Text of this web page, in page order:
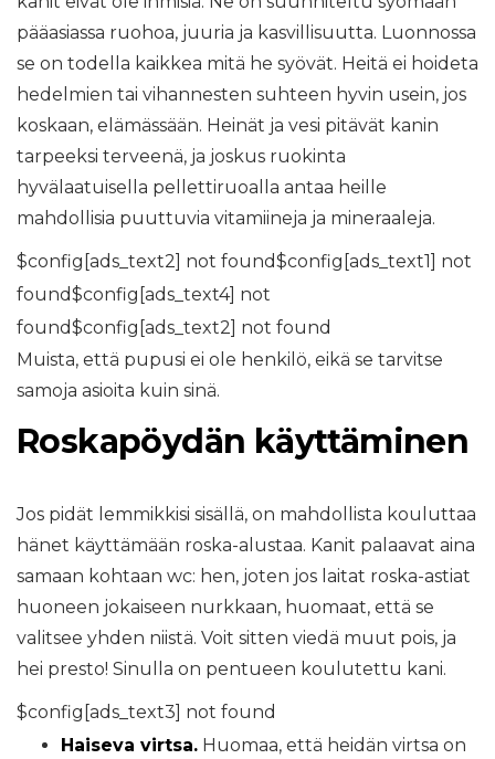
pääasiassa ruohoa, juuria ja kasvillisuutta. Luonnossa
se on todella kaikkea mitä he syövät. Heitä ei hoideta
hedelmien tai vihannesten suhteen hyvin usein, jos
koskaan, elämässään. Heinät ja vesi pitävät kanin
tarpeeksi terveenä, ja joskus ruokinta
hyvälaatuisella pellettiruoalla antaa heille
mahdollisia puuttuvia vitamiineja ja mineraaleja.
$config[ads_text2] not found$config[ads_text1] not
found$config[ads_text4] not
found$config[ads_text2] not found
Muista, että pupusi ei ole henkilö, eikä se tarvitse
samoja asioita kuin sinä.
Roskapöydän käyttäminen
Jos pidät lemmikkisi sisällä, on mahdollista kouluttaa
hänet käyttämään roska-alustaa. Kanit palaavat aina
samaan kohtaan wc: hen, joten jos laitat roska-astiat
huoneen jokaiseen nurkkaan, huomaat, että se
valitsee yhden niistä. Voit sitten viedä muut pois, ja
hei presto! Sinulla on pentueen koulutettu kani.
$config[ads_text3] not found
Haiseva virtsa. Huomaa, että heidän virtsa on